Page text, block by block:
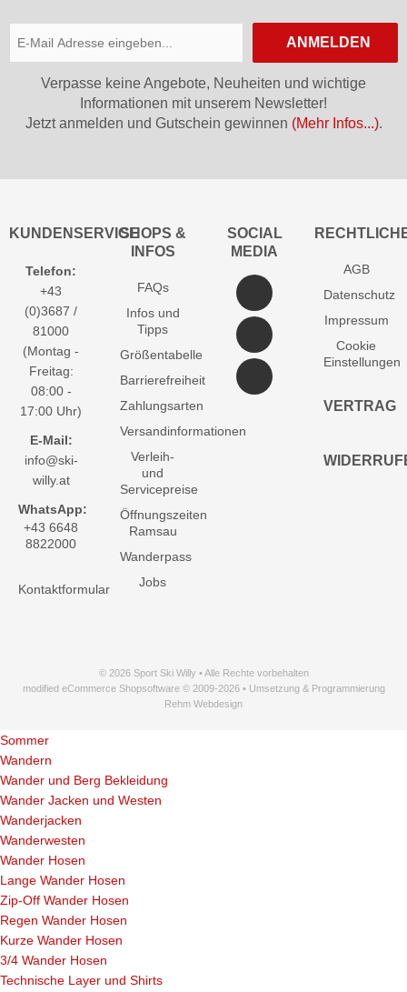
ANMELDEN
Verpasse keine Angebote, Neuheiten und wichtige
Informationen mit unserem Newsletter!
Jetzt anmelden und Gutschein gewinnen (Mehr Infos...).
KUNDENSERVICE
Telefon:
+43
(0)3687 /
81000
(Montag -
Freitag:
08:00 -
17:00 Uhr)
E-Mail:
info@ski-
willy.at
WhatsApp:
+43 6648
8822000
Kontaktformular
SHOPS &
INFOS
FAQs
Infos und
Tipps
Größentabelle
Barrierefreiheit
Zahlungsarten
Versandinformationen
Verleih-
und
Servicepreise
Öffnungszeiten
Ramsau
Wanderpass
Jobs
SOCIAL
MEDIA
AGB
Datenschutz
Impressum
Cookie
Einstellungen
VERTRAG
© 2026 Sport Ski Willy • Alle Rechte vorbehalten
modified eCommerce Shopsoftware © 2009-2026 • Umsetzung & Programmierung
Rehm Webdesign
Sommer
Wandern
Wander und Berg Bekleidung
Wander Jacken und Westen
Wanderjacken
Wanderwesten
Wander Hosen
Lange Wander Hosen
Zip-Off Wander Hosen
Regen Wander Hosen
Kurze Wander Hosen
3/4 Wander Hosen
Technische Layer und Shirts